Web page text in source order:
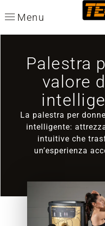
Menu
Palestra
valore
La palestra per
intelligente:
intuitive che
un’esperienza